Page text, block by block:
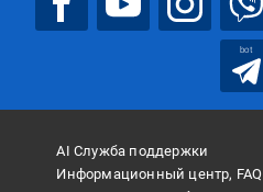
bot
AI Служба поддержки
Информационный центр, FAQ